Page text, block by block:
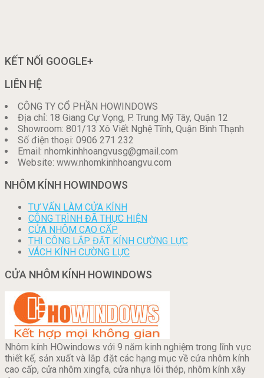
KẾT NỐI GOOGLE+
LIÊN HỆ
CÔNG TY CỔ PHẦN HOWINDOWS
Địa chỉ: 18 Giang Cự Vọng, P. Trung Mỹ Tây, Quận 12
Showroom: 801/13 Xô Viết Nghệ Tĩnh, Quận Bình Thạnh
Số điện thoại: 0906 271 232
Email: nhomkinhhoangvusg@gmail.com
Website: www.nhomkinhhoangvu.com
NHÔM KÍNH HOWINDOWS
TƯ VẤN LÀM CỬA KÍNH
CÔNG TRÌNH ĐÃ THỰC HIỆN
CỬA NHÔM CAO CẤP
THI CÔNG LẮP ĐẶT KÍNH CƯỜNG LỰC
VÁCH KÍNH CƯỜNG LỰC
CỬA NHÔM KÍNH HOWINDOWS
Nhôm kính HOwindows với 9 năm kinh nghiệm trong lĩnh vực
thiết kế, sản xuất và lắp đặt các hạng mục về cửa nhôm kính
cao cấp, cửa nhôm xingfa, cửa nhựa lõi thép, nhôm kính xây